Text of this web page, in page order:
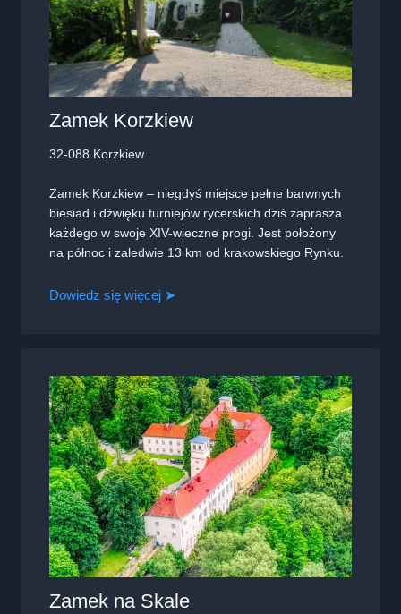
Zamek Korzkiew
32-088 Korzkiew
Zamek Korzkiew – niegdyś miejsce pełne barwnych
biesiad i dźwięku turniejów rycerskich dziś zaprasza
każdego w swoje XIV-wieczne progi. Jest położony
na północ i zaledwie 13 km od krakowskiego Rynku.
Dowiedz się więcej ➤
Zamek na Skale